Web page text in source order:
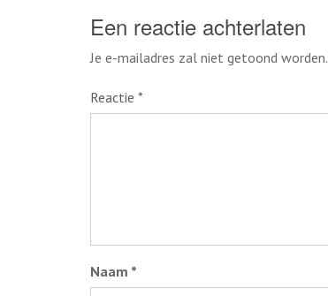
Een reactie achterlaten
Je e-mailadres zal niet getoond worden.
Reactie *
Naam *